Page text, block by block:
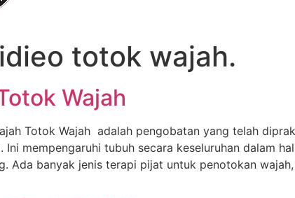
totok wajah.
Wajah
Totok Wajah adalah pengobatan yang telah
Ini mempengaruhi tubuh secara keseluruhan dalam
Ada banyak jenis terapi pijat untuk penotokan